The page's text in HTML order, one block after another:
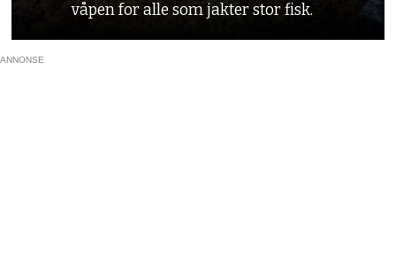
våpen for alle som jakter stor fisk.
ANNONSE